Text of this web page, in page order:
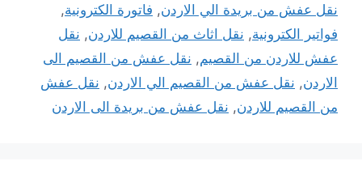
نقل عفش من بريدة الي الاردن, فاتورة الكترونية,
فواتير الكترونية, نقل اثاث من القصيم للاردن, نقل
عفش للاردن من القصيم, نقل عفش من القصيم الى
الاردن, نقل عفش من القصيم الي الاردن, نقل عفش
من القصيم للاردن, نقل عفش من بريدة الى الاردن